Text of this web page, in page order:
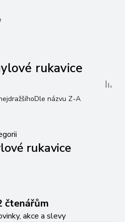
rukavice
Dle názvu Z-A
rukavice
čtenářům
akce a slevy